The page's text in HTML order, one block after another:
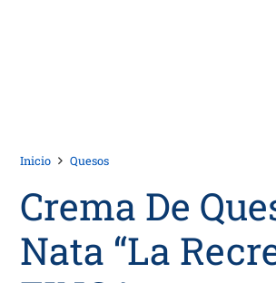
Inicio Quesos
Crema De
Nata “La